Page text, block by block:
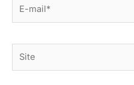
mail*